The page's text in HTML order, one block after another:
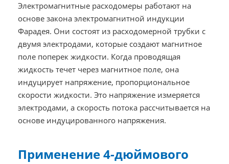
Электромагнитные расходомеры работают на
основе закона электромагнитной индукции
Фарадея. Они состоят из расходомерной трубки с
двумя электродами, которые создают магнитное
поле поперек жидкости. Когда проводящая
жидкость течет через магнитное поле, она
индуцирует напряжение, пропорциональное
скорости жидкости. Это напряжение измеряется
электродами, а скорость потока рассчитывается на
основе индуцированного напряжения.
Применение 4-дюймового